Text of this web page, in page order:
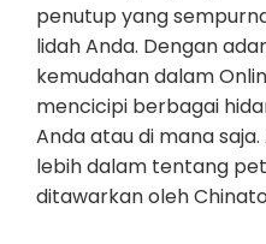
penutup yang
lidah Anda. Dengan
kemudahan dalam
mencicipi berbagai
Anda atau di mana
lebih dalam tentang
ditawarkan oleh